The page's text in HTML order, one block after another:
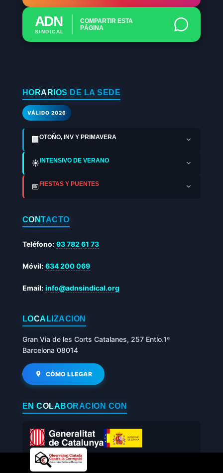
ADN
SINDICAL
COMPARTIR ESTA
PÁGINA
HORARIOS DE LA SEDE
VÁLIDO 2026
🏢OTOÑO, INV Y PRIMAVERA
☀️ INTENSIVO DE VERANO
📅 FIESTAS Y PUENTES
CONTACTO
Teléfono: 93 782 61 73
Móvil: 634 200 069
Email: info@adnsindical.org
LOCALIZACIÓN
Gran Via de les Corts Catalanes, 257 Entlo.1ª
Barcelona 08014
CÓMO LLEGAR
EN COLABORACIÓN CON